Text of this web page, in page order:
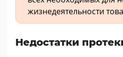
жизнедеятельности
Недостатки